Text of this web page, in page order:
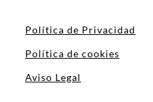
Política de Privacidad
Política de cookies
Aviso Legal